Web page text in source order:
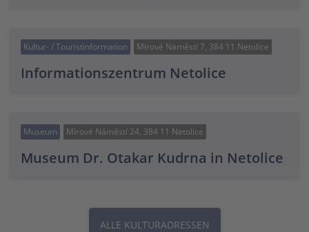
Kultur- / Touristinformation Mírové Náměstí 7, 384 11 Netolice
Informationszentrum Netolice
Museum Mírové Náměstí 24, 384 11 Netolice
Museum Dr. Otakar Kudrna in Netolice
ALLE KULTURADRESSEN